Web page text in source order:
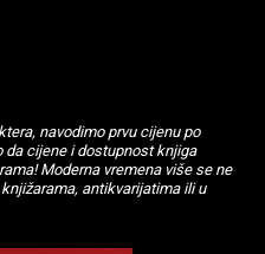
navodimo prvu cijenu po
cijene i dostupnost knjiga
Moderna vremena više se ne
antikvarijatima ili u